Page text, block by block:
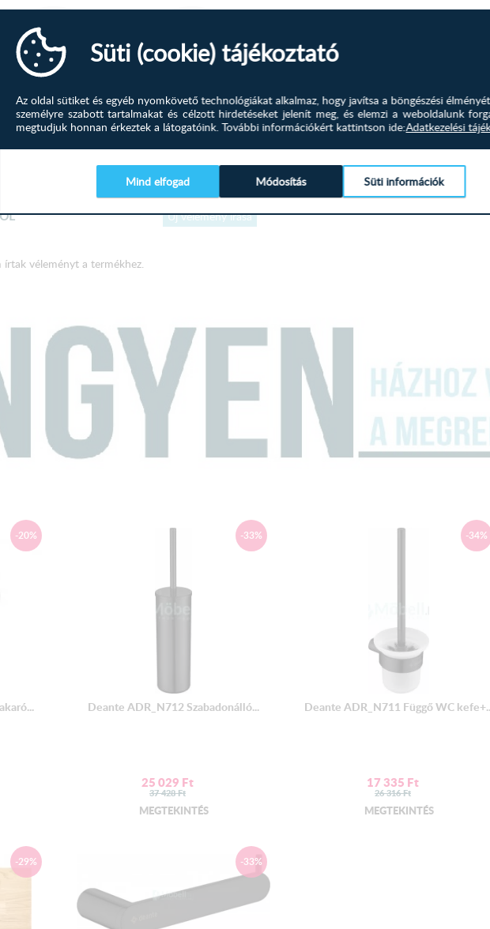
Új vélemény írása
írtak véleményt a termékhez.
-20% -33%
Deante ADR_N712 Szabadonálló...
25 029 Ft
37 428Ft
MEGTEKINTÉS
-34%
Deante ADR_N711 Függő WC
17 335 Ft
26 316Ft
MEGTEKINTÉS
-29% -33%
Süti (cookie) tájékoztató
Az oldal sütiket és egyéb nyomkövető technológiákat alkalmaz, hogy javítsa a böngészési
személyre szabott tartalmakat és célzott hirdetéseket jelenít meg, és elemzi a weboldalunk
megtudjuk honnan érkeztek a látogatóink. További információkért kattintson ide:Adatkezelési
Mind elfogad Módosítás Süti információk